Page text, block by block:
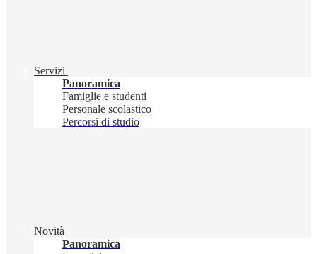
Servizi
Panoramica
Famiglie e studenti
Personale scolastico
Percorsi di studio
Novità
Panoramica